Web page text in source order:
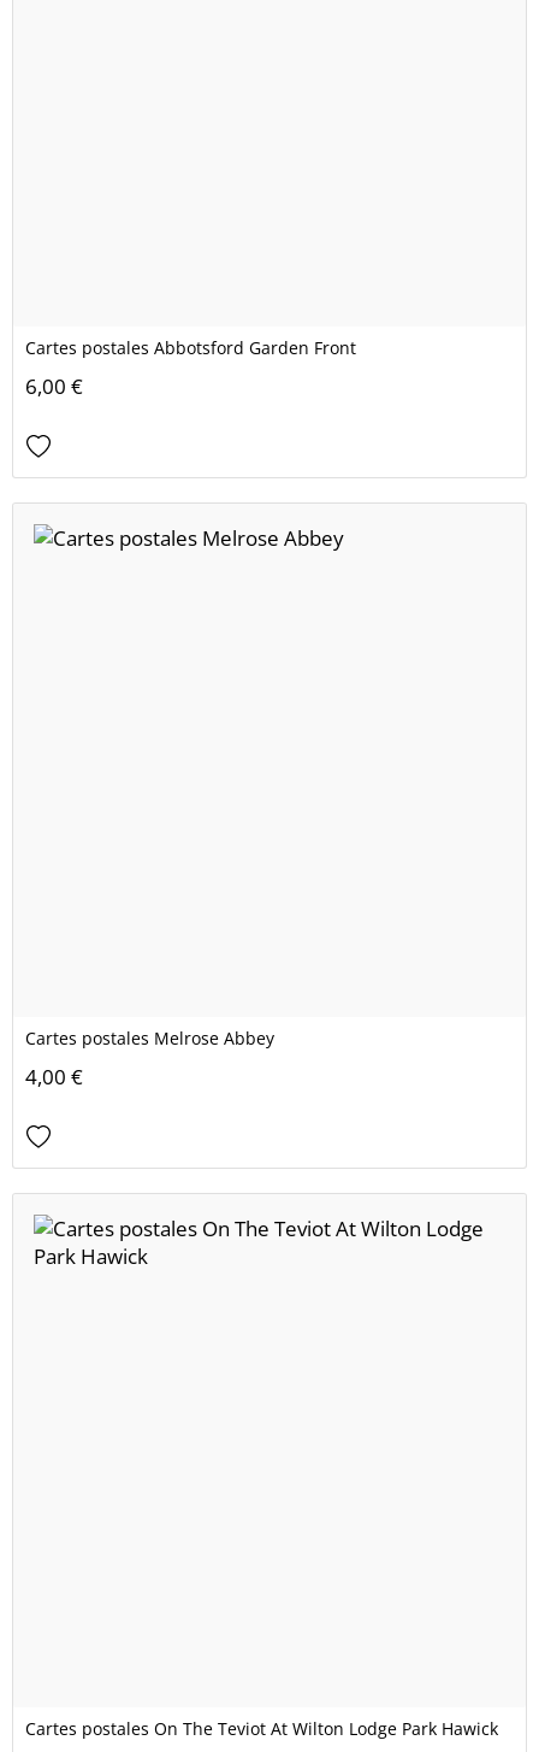
Cartes postales Abbotsford Garden Front
6,00 €
Cartes postales Melrose Abbey
4,00 €
Cartes postales On The Teviot At Wilton Lodge Park Hawick